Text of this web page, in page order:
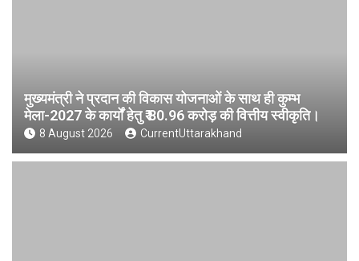
मुख्यमंत्री ने प्रदान की विकास योजनाओं के साथ ही कुम्भ
मेला-2027 के कार्यों हेतु ₹ 80.96 करोड़ की वित्तीय स्वीकृति।
8 August 2026 CurrentUttarakhand